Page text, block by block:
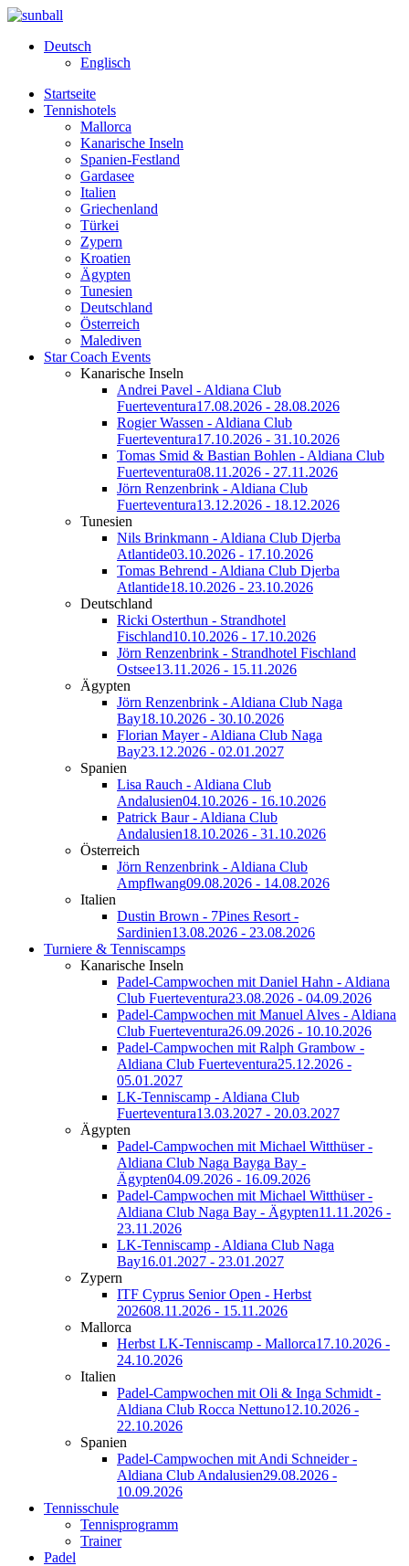
Deutsch
Englisch
Startseite
Tennishotels
Mallorca
Kanarische Inseln
Spanien-Festland
Gardasee
Italien
Griechenland
Türkei
Zypern
Kroatien
Ägypten
Tunesien
Deutschland
Österreich
Malediven
Star Coach Events
Kanarische Inseln
Andrei Pavel - Aldiana Club
Fuerteventura17.08.2026 - 28.08.2026
Rogier Wassen - Aldiana Club
Fuerteventura17.10.2026 - 31.10.2026
Tomas Smid & Bastian Bohlen - Aldiana Club
Fuerteventura08.11.2026 - 27.11.2026
Jörn Renzenbrink - Aldiana Club
Fuerteventura13.12.2026 - 18.12.2026
Tunesien
Nils Brinkmann - Aldiana Club Djerba
Atlantide03.10.2026 - 17.10.2026
Tomas Behrend - Aldiana Club Djerba
Atlantide18.10.2026 - 23.10.2026
Deutschland
Ricki Osterthun - Strandhotel
Fischland10.10.2026 - 17.10.2026
Jörn Renzenbrink - Strandhotel Fischland
Ostsee13.11.2026 - 15.11.2026
Ägypten
Jörn Renzenbrink - Aldiana Club Naga
Bay18.10.2026 - 30.10.2026
Florian Mayer - Aldiana Club Naga
Bay23.12.2026 - 02.01.2027
Spanien
Lisa Rauch - Aldiana Club
Andalusien04.10.2026 - 16.10.2026
Patrick Baur - Aldiana Club
Andalusien18.10.2026 - 31.10.2026
Österreich
Jörn Renzenbrink - Aldiana Club
Ampflwang09.08.2026 - 14.08.2026
Italien
Dustin Brown - 7Pines Resort -
Sardinien13.08.2026 - 23.08.2026
Turniere & Tenniscamps
Kanarische Inseln
Padel-Campwochen mit Daniel Hahn - Aldiana
Club Fuerteventura23.08.2026 - 04.09.2026
Padel-Campwochen mit Manuel Alves - Aldiana
Club Fuerteventura26.09.2026 - 10.10.2026
Padel-Campwochen mit Ralph Grambow -
Aldiana Club Fuerteventura25.12.2026 -
05.01.2027
LK-Tenniscamp - Aldiana Club
Fuerteventura13.03.2027 - 20.03.2027
Ägypten
Padel-Campwochen mit Michael Witthüser -
Aldiana Club Naga Bayga Bay -
Ägypten04.09.2026 - 16.09.2026
Padel-Campwochen mit Michael Witthüser -
Aldiana Club Naga Bay - Ägypten11.11.2026 -
23.11.2026
LK-Tenniscamp - Aldiana Club Naga
Bay16.01.2027 - 23.01.2027
Zypern
ITF Cyprus Senior Open - Herbst
202608.11.2026 - 15.11.2026
Mallorca
Herbst LK-Tenniscamp - Mallorca17.10.2026 -
24.10.2026
Italien
Padel-Campwochen mit Oli & Inga Schmidt -
Aldiana Club Rocca Nettuno12.10.2026 -
22.10.2026
Spanien
Padel-Campwochen mit Andi Schneider -
Aldiana Club Andalusien29.08.2026 -
10.09.2026
Tennisschule
Tennisprogramm
Trainer
Padel